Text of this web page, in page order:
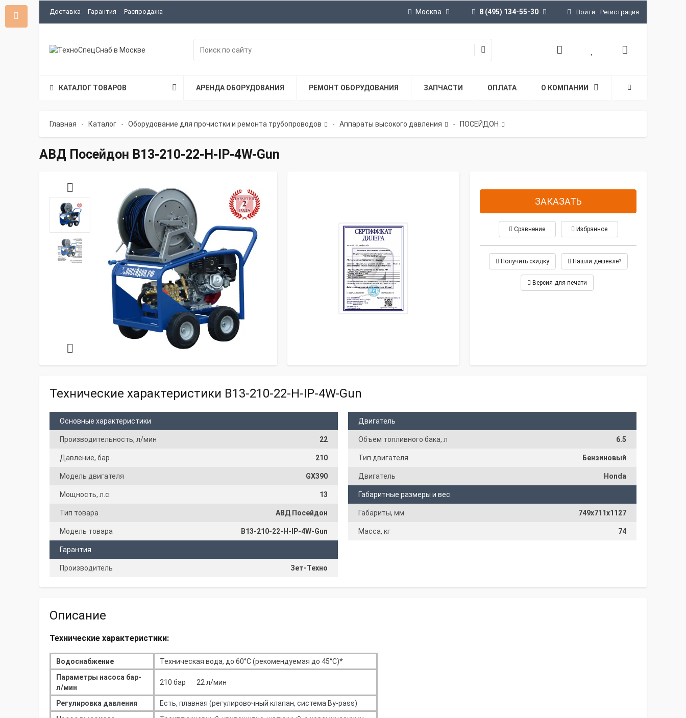
Доставка Гарантия Распродажа Москва 8 (495) 134-55-30 Войти Регистрация
КАТАЛОГ ТОВАРОВ АРЕНДА ОБОРУДОВАНИЯ РЕМОНТ ОБОРУДОВАНИЯ ЗАПЧАСТИ ОПЛАТА О КОМПАНИИ
Главная - Каталог - Оборудование для прочистки и ремонта трубопроводов - Аппараты высокого давления - ПОСЕЙДОН
АВД Посейдон B13-210-22-H-IP-4W-Gun
ЗАКАЗАТЬ
Сравнение Избранное
Получить скидку Нашли дешевле?
Версия для печати
Технические характеристики B13-210-22-H-IP-4W-Gun
Основные характеристики
Производительность, л/мин 22
Давление, бар 210
Модель двигателя GX390
Мощность, л.с. 13
Тип товара АВД Посейдон
Модель товара B13-210-22-H-IP-4W-Gun
Гарантия
Производитель Зет-Техно
Двигатель
Объем топливного бака, л 6.5
Тип двигателя Бензиновый
Двигатель Honda
Габаритные размеры и вес
Габариты, мм 749х711х1127
Масса, кг 74
Описание
Технические характеристики:
Водоснабжение
Техническая вода, до 60°С (рекомендуемая до 45°С)*
Параметры насоса бар-
л/мин
210 бар 22 л/мин
Регулировка давления
Есть, плавная (регулировочный клапан, система By-pass)